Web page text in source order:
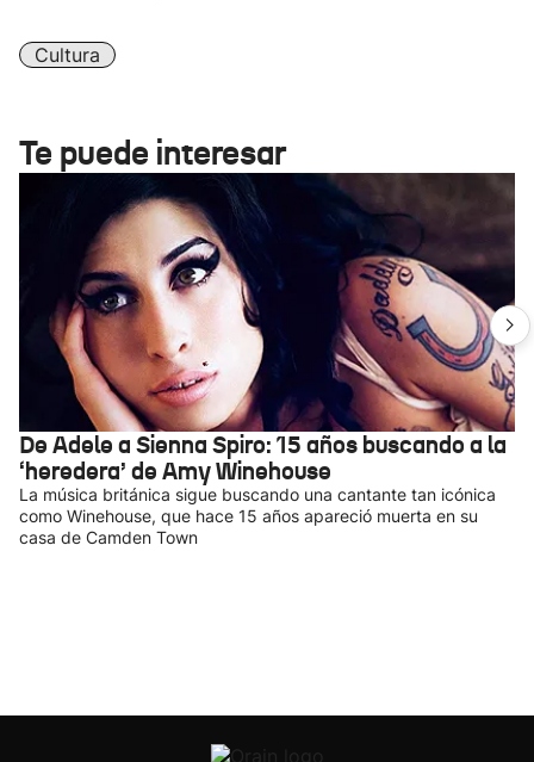
Cultura
Te puede interesar
De Adele a Sienna Spiro: 15 años buscando a la
‘heredera’ de Amy Winehouse
La música británica sigue buscando una cantante tan icónica
como Winehouse, que hace 15 años apareció muerta en su
casa de Camden Town